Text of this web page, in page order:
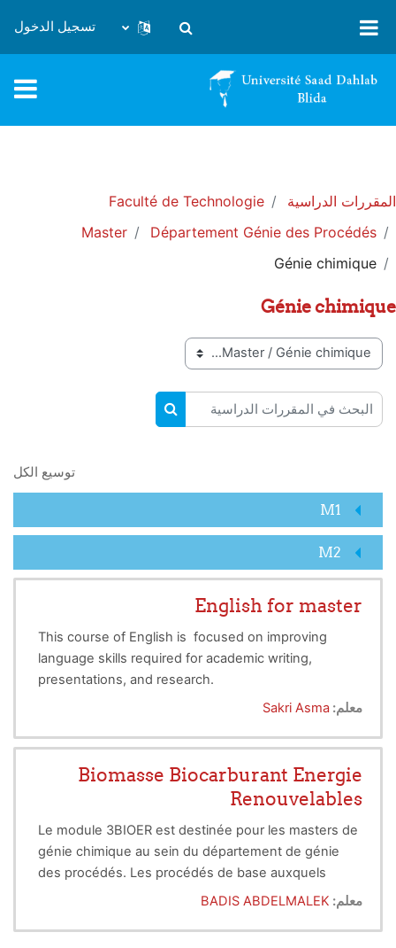
تبديل إدخال البحث
تسجيل الدخول
المقررات الدراسية
Faculté de Technologie
Département Génie des Procédés
Master
Génie chimique
Génie chimique
تصنيفات المقررات
البحث في المقررات الدراسية
البحث في المقررات الدراسية
توسيع الكل
M1
M2
English for master
This course of English is focused on improving
language skills required for academic writing,
presentations, and research.
معلم: Sakri Asma
Biomasse Biocarburant Energie
Renouvelables
Le module 3BIOER est destinée pour les masters de
génie chimique au sein du département de génie
des procédés. Les procédés de base auxquels
réfère ce module sont de nature biologique
produite grâce a l'utilisation de la masse biologique
معلم: BADIS ABDELMALEK